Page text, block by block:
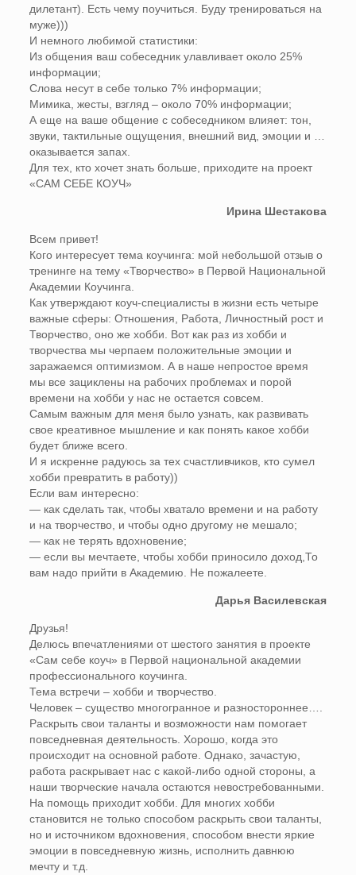
дилетант). Есть чему поучиться. Буду тренироваться на
муже)))
И немного любимой статистики:
Из общения ваш собеседник улавливает около 25%
информации;
Слова несут в себе только 7% информации;
Мимика, жесты, взгляд – около 70% информации;
А еще на ваше общение с собеседником влияет: тон,
звуки, тактильные ощущения, внешний вид, эмоции и …
оказывается запах.
Для тех, кто хочет знать больше, приходите на проект
«САМ СЕБЕ КОУЧ»
Ирина Шестакова
Всем привет!
Кого интересует тема коучинга: мой небольшой отзыв о
тренинге на тему «Творчество» в Первой Национальной
Академии Коучинга.
Как утверждают коуч-специалисты в жизни есть четыре
важные сферы: Отношения, Работа, Личностный рост и
Творчество, оно же хобби. Вот как раз из хобби и
творчества мы черпаем положительные эмоции и
заражаемся оптимизмом. А в наше непростое время
мы все зациклены на рабочих проблемах и порой
времени на хобби у нас не остается совсем.
Самым важным для меня было узнать, как развивать
свое креативное мышление и как понять какое хобби
будет ближе всего.
И я искренне радуюсь за тех счастливчиков, кто сумел
хобби превратить в работу))
Если вам интересно:
— как сделать так, чтобы хватало времени и на работу
и на творчество, и чтобы одно другому не мешало;
— как не терять вдохновение;
— если вы мечтаете, чтобы хобби приносило доход,То
вам надо прийти в Академию. Не пожалеете.
Дарья Василевская
Друзья!
Делюсь впечатлениями от шестого занятия в проекте
«Сам себе коуч» в Первой национальной академии
профессионального коучинга.
Тема встречи – хобби и творчество.
Человек – существо многогранное и разностороннее….
Раскрыть свои таланты и возможности нам помогает
повседневная деятельность. Хорошо, когда это
происходит на основной работе. Однако, зачастую,
работа раскрывает нас с какой-либо одной стороны, а
наши творческие начала остаются невостребованными.
На помощь приходит хобби. Для многих хобби
становится не только способом раскрыть свои таланты,
но и источником вдохновения, способом внести яркие
эмоции в повседневную жизнь, исполнить давнюю
мечту и т.д.